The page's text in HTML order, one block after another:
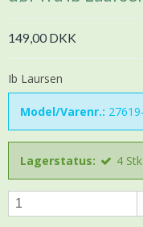
149,00 DKK
Ib Laursen
Model/Varenr.:
Lagerstatus: 4 Stk